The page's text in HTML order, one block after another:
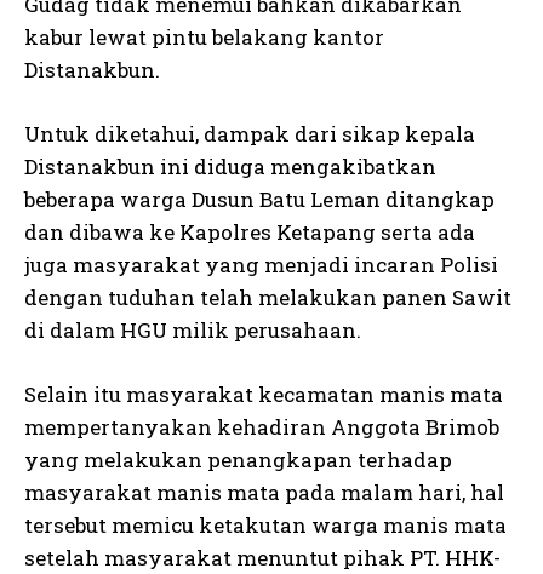
kabur lewat pintu belakang kantor
Distanakbun.
Untuk diketahui, dampak dari sikap kepala
Distanakbun ini diduga mengakibatkan
beberapa warga Dusun Batu Leman ditangkap
dan dibawa ke Kapolres Ketapang serta ada
juga masyarakat yang menjadi incaran Polisi
dengan tuduhan telah melakukan panen Sawit
di dalam HGU milik perusahaan.
Selain itu masyarakat kecamatan manis mata
mempertanyakan kehadiran Anggota Brimob
yang melakukan penangkapan terhadap
masyarakat manis mata pada malam hari, hal
tersebut memicu ketakutan warga manis mata
setelah masyarakat menuntut pihak PT. HHK-